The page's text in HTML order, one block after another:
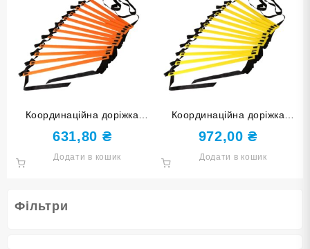
Фільтри
Координаційна доріжка
оранжева 6 м 4MM-612-
ОРН
631,80 ₴
Додати в кошик
Координаційна доріжка
жовта 10 м 4MM-1020-Ж
972,00₴
Додати в кошик